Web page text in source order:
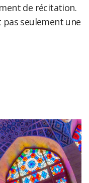
de récitation.
seulement une